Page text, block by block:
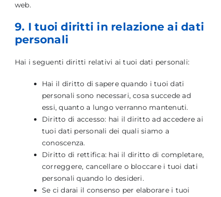
web.
9. I tuoi diritti in relazione ai dati
personali
Hai i seguenti diritti relativi ai tuoi dati personali:
Hai il diritto di sapere quando i tuoi dati
personali sono necessari, cosa succede ad
essi, quanto a lungo verranno mantenuti.
Diritto di accesso: hai il diritto ad accedere ai
tuoi dati personali dei quali siamo a
conoscenza.
Diritto di rettifica: hai il diritto di completare,
correggere, cancellare o bloccare i tuoi dati
personali quando lo desideri.
Se ci darai il consenso per elaborare i tuoi